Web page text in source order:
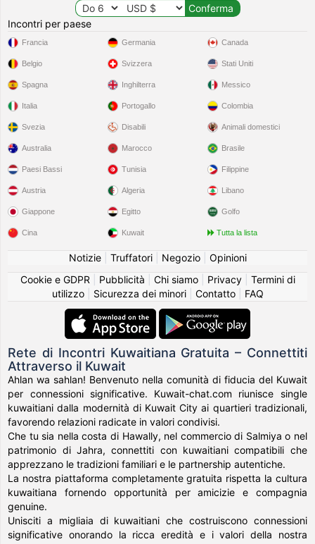
Incontri per paese
Francia
Belgio
Spagna
Italia
Svezia
Germania
Svizzera
Inghilterra
Portogallo
Disabili
Canada
Stati Uniti
Messico
Colombia
Animali domestici
Australia
Paesi Bassi
Austria
Giappone
Cina
Marocco
Tunisia
Algeria
Egitto
Kuwait
Brasile
Filippine
Libano
Golfo
Tutta la lista
Notizie| Truffatori| Negozio| Opinioni
Cookie e GDPR
Pubblicità Chi siamo| Privacy| Termini di
utilizzo| Sicurezza dei minori| Contatto| FAQ
Rete di Incontri Kuwaitiana Gratuita – Connettiti
Attraverso il Kuwait
Ahlan wa sahlan! Benvenuto nella comunità di fiducia del Kuwait
per connessioni significative. Kuwait-chat.com riunisce single
kuwaitiani dalla modernità di Kuwait City ai quartieri tradizionali,
favorendo relazioni radicate in valori condivisi.
Che tu sia nella costa di Hawally, nel commercio di Salmiya o nel
patrimonio di Jahra, connettiti con kuwaitiani compatibili che
apprezzano le tradizioni familiari e le partnership autentiche.
La nostra piattaforma completamente gratuita rispetta la cultura
kuwaitiana fornendo opportunità per amicizie e compagnia
genuine.
Unisciti a migliaia di kuwaitiani che costruiscono connessioni
significative onorando la ricca eredità e i valori della nostra